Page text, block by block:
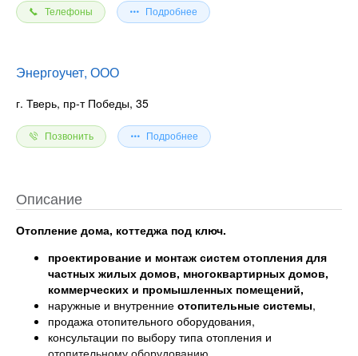
Телефоны Подробнее
Энергоучет, ООО
г. Тверь, пр-т Победы, 35
Позвонить Подробнее
Описание
Отопление дома, коттеджа под ключ.
проектирование и монтаж систем отопления для
частных жилых домов, многоквартирных домов,
коммерческих и промышленных помещений,
наружные и внутренние отопительные системы,
продажа отопительного оборудования,
консультации по выбору типа отопления и